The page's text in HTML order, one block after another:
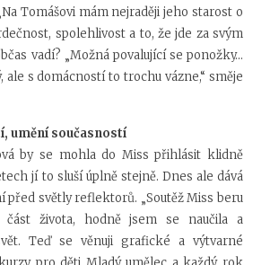
Tomášovi mám nejraději jeho starost o
spolehlivost a to, že jde za svým
vadí? „Možná povalující se ponožky…
ale s domácností to trochu vázne,“ směje
umění současností
by se mohla do Miss přihlásit klidně
jí to sluší úplně stejně. Dnes ale dává
před světly reflektorů. „Soutěž Miss beru
část života, hodně jsem se naučila a
Teď se věnuji grafické a výtvarné